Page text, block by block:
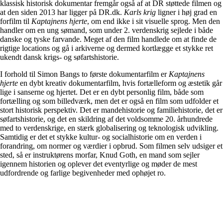
klassisk historisk dokumentar fremgår også af at DR støttede filmen og
at den siden 2013 har ligger på DR.dk. Karls krig ligner i høj grad en
forfilm til Kaptajnens hjerte, om end ikke i sit visuelle sprog. Men den
handler om en ung sømand, som under 2. verdenskrig sejlede i både
danske og tyske farvande. Meget af den film handlede om at finde de
rigtige locations og gå i arkiverne og dermed kortlægge et stykke ret
ukendt dansk krigs- og søfartshistorie.
I forhold til Simon Bangs to første dokumentarfilm er Kaptajnens
hjerte en dybt kreativ dokumentarfilm, hvis fortælleform og æstetik går
lige i sanserne og hjertet. Det er en dybt personlig film, både som
fortælling og som billedværk, men det er også en film som udfolder et
stort historisk perspektiv. Det er mandehistorie og familiehistorie, det er
søfartshistorie, og det en skildring af det voldsomme 20. århundrede
med to verdenskrige, en stærk globalisering og teknologisk udvikling.
Samtidig er det et stykke kultur- og socialhistorie om en verden i
forandring, om normer og værdier i opbrud. Som filmen selv udsiger et
sted, så er instruktørens morfar, Knud Goth, en mand som sejler
igennem historien og oplever det eventyrlige og møder de mest
udfordrende og farlige begivenheder med ophøjet ro.